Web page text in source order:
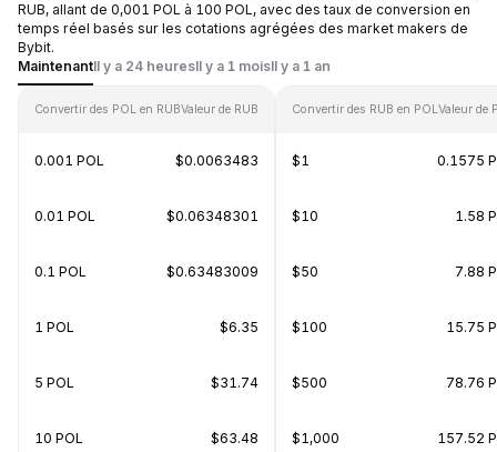
RUB, allant de 0,001 POL à 100 POL, avec des taux de conversion en
temps réel basés sur les cotations agrégées des market makers de
Bybit.
MaintenantIl y a 24 heuresIl y a 1 moisIl y a 1 an
Convertir des POL en RUBValeur de RUB
0.001 POL $0.0063483
0.01 POL $0.06348301
0.1 POL $0.63483009
1 POL $6.35
5 POL $31.74
10 POL $63.48
Convertir des RUB en POLValeur de
$1 0.1575
$10 1.58
$50 7.88
$100 15.75
$500 78.76
$1,000 157.52